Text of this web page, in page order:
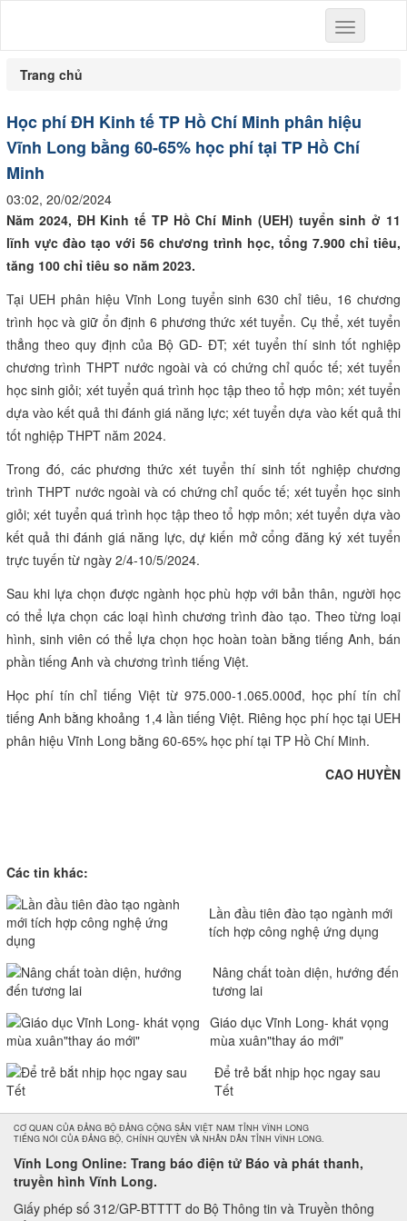
Toggle
navigation
Trang chủ
Học phí ĐH Kinh tế TP Hồ Chí Minh phân hiệu
Vĩnh Long bằng 60-65% học phí tại TP Hồ Chí
Minh
03:02, 20/02/2024
Năm 2024, ĐH Kinh tế TP Hồ Chí Minh (UEH) tuyển sinh ở 11
lĩnh vực đào tạo với 56 chương trình học, tổng 7.900 chỉ tiêu,
tăng 100 chỉ tiêu so năm 2023.
Tại UEH phân hiệu Vĩnh Long tuyển sinh 630 chỉ tiêu, 16 chương
trình học và giữ ổn định 6 phương thức xét tuyển. Cụ thể, xét tuyển
thẳng theo quy định của Bộ GD- ĐT; xét tuyển thí sinh tốt nghiệp
chương trình THPT nước ngoài và có chứng chỉ quốc tế; xét tuyển
học sinh giỏi; xét tuyển quá trình học tập theo tổ hợp môn; xét tuyển
dựa vào kết quả thi đánh giá năng lực; xét tuyển dựa vào kết quả thi
tốt nghiệp THPT năm 2024.
Trong đó, các phương thức xét tuyển thí sinh tốt nghiệp chương
trình THPT nước ngoài và có chứng chỉ quốc tế; xét tuyển học sinh
giỏi; xét tuyển quá trình học tập theo tổ hợp môn; xét tuyển dựa vào
kết quả thi đánh giá năng lực, dự kiến mở cổng đăng ký xét tuyển
trực tuyến từ ngày 2/4-10/5/2024.
Sau khi lựa chọn được ngành học phù hợp với bản thân, người học
có thể lựa chọn các loại hình chương trình đào tạo. Theo từng loại
hình, sinh viên có thể lựa chọn học hoàn toàn bằng tiếng Anh, bán
phần tiếng Anh và chương trình tiếng Việt.
Học phí tín chỉ tiếng Việt từ 975.000-1.065.000đ, học phí tín chỉ
tiếng Anh bằng khoảng 1,4 lần tiếng Việt. Riêng học phí học tại UEH
phân hiệu Vĩnh Long bằng 60-65% học phí tại TP Hồ Chí Minh.
CAO HUYỀN
Các tin khác:
Lần đầu tiên đào tạo ngành mới
tích hợp công nghệ ứng dụng
Nâng chất toàn diện, hướng đến
tương lai
Giáo dục Vĩnh Long- khát vọng
mùa xuân"thay áo mới"
Để trẻ bắt nhịp học ngay sau
Tết
CƠ QUAN CỦA ĐẢNG BỘ ĐẢNG CỘNG SẢN VIỆT NAM TỈNH VĨNH LONG
TIẾNG NÓI CỦA ĐẢNG BỘ, CHÍNH QUYỀN VÀ NHÂN DÂN TỈNH VĨNH LONG.
Vĩnh Long Online: Trang báo điện tử Báo và phát thanh,
truyền hình Vĩnh Long.
Giấy phép số 312/GP-BTTTT do Bộ Thông tin và Truyền thông